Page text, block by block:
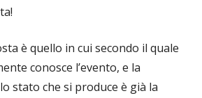
è quello in cui secondo il quale
conosce l’evento, e la
stato che si produce è già la